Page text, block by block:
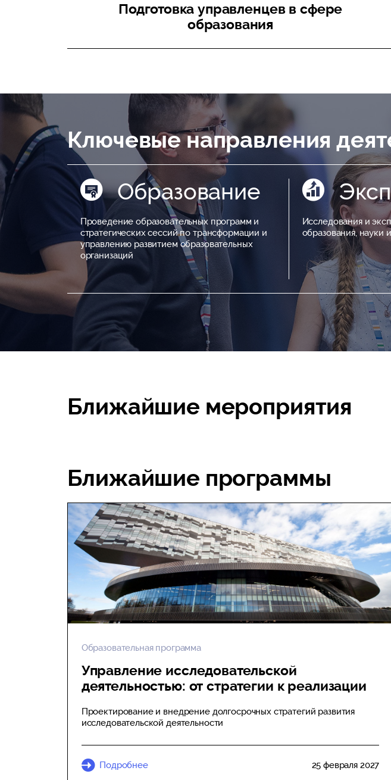
Подготовка управленцев в сфере
образования
Ключевые направления
Образование
Проведение образовательных программ и
стратегических сессий по трансформации и
управлению развитием образовательных
организаций
Исследования и
образования, науки
Ближайшие мероприятия
Ближайшие программы
Образовательная программа
Управление исследовательской
деятельностью: от стратегии к реализации
Проектирование и внедрение долгосрочных стратегий развития
исследовательской деятельности
Подробнее 25 февраля 2027